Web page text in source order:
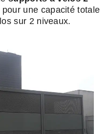
pour une capacité totale
sur 2 niveaux.